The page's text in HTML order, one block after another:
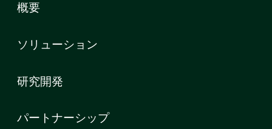
概要
ソリューション
研究開発
パートナーシップ